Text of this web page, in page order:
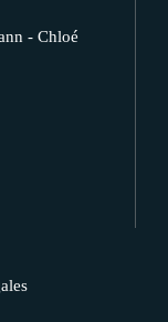
- Chloé